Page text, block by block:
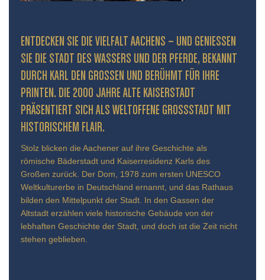
ENTDECKEN SIE DIE VIELFALT AACHENS – UND GENIESSEN S
IE DIE STADT DES WASSERS UND DER PFERDE, BEKANNT D
URCH KARL DEN GROSSEN UND BERÜHMT FÜR IHRE PR
INTEN. DIE 2000 JAHRE ALTE KAISERSTADT PR
ÄSENTIERT SICH ALS WELTOFFENE GROSSSTADT MIT HIS
TORISCHEM FLAIR.
Stolz blicken die Aachener auf ihre Geschichte als
römische Bäderstadt und Kaiserresidenz Karls des
Großen zurück. Der Dom, 1978 zum ersten UNESCO
Weltkulturerbe in Deutschland ernannt, und das Rathaus
bilden den Mittelpunkt der Stadt. In den Gassen der
Altstadt erzählen viele historische Gebäude von der
lebhaften Geschichte der Stadt, und doch ist die Zeit nicht
stehen geblieben.